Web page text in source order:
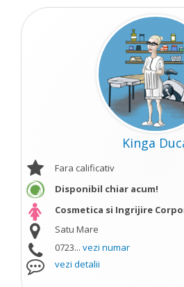
Kinga
Fara calificativ
Disponibil chiar acum!
Cosmetica si Ingrijire
Satu Mare
0723... vezi numar
vezi detalii